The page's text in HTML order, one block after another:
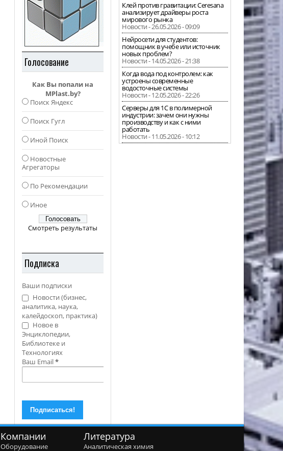
Голосование
Как Вы попали на
MPlast.by?
Поиск Яндекс
Поиск Гугл
Иной Поиск
Новостные
Агрегаторы
По Рекомендации
Иное
Смотреть результаты
Подписка
Ваши подписки
Новости (бизнес,
аналитика, наука,
калейдоскоп, практика)
Новое в
Энциклопедии,
Библиотеке и
Технологиях
Ваш Email*
Клей против гравитации: Ceresana
анализирует драйверы роста
мирового рынка
Новости - 26.05.2026 - 09:09
Нейросети для студентов:
помощник в учебе или источник
новых проблем?
Новости - 14.05.2026 - 21:38
Когда вода под контролем: как
устроены современные
водосточные системы
Новости - 12.05.2026 - 22:26
Серверы для 1С в полимерной
индустрии: зачем они нужны
производству и как с ними
работать
Новости - 11.05.2026 - 10:12
Компании
Оборудование
Литература
Аналитическая химия